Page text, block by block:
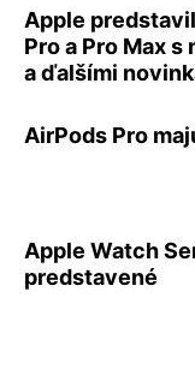
Apple
Pro a Pro Max
a ďalšími
AirPods Pro
Apple Watch
predstavené